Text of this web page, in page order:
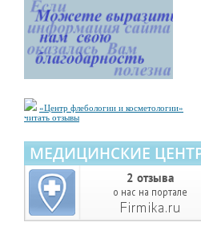
«Центр флебологии и косметологии»
читать отзывы